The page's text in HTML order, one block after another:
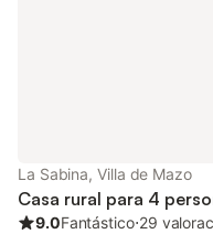
La Sabina, Villa de Mazo
Casa rural para 4
9.0Fantástico⋅29